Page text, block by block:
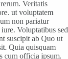
Veritatis
ut voluptatem
non pariatur
Voluptatibus sed
suscipit ab Quo ut
Quia quisquam
cum officia ipsum.